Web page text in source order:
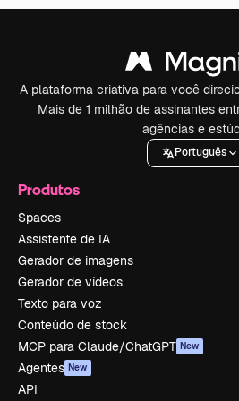
A plataforma criativa para você
Mais de 1 milhão de assinantes
agências e
Português
Produtos
Spaces
Assistente de IA
Gerador de imagens
Gerador de vídeos
Texto para voz
Conteúdo de stock
MCP para Claude/ChatGPT New
Agentes New
API